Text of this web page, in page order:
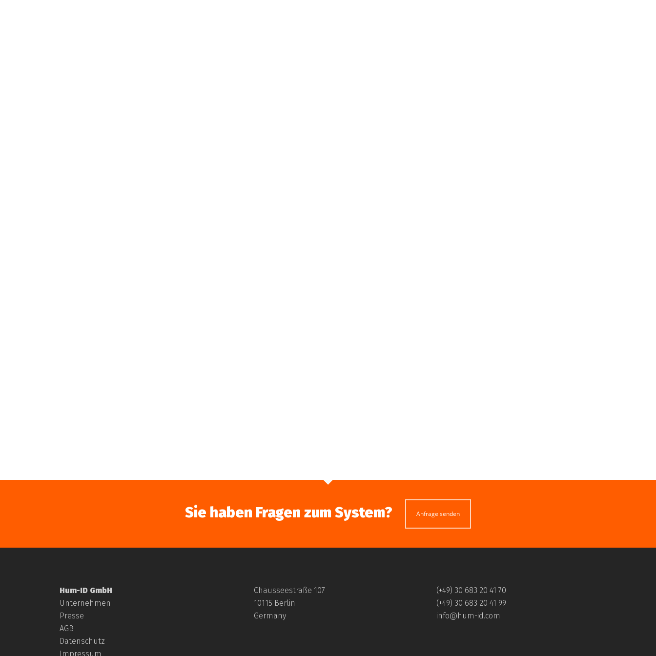
Wir freuen uns sehr, dass HUM-ID in der aktuellen Ausgabe der Fachzeitschrift Bauen Wohnen Freizeit Sachsen erwähnt wird!
Sie haben Fragen zum System? Anfrage senden
Hum-ID GmbH
Unternehmen
Presse
AGB
Datenschutz
Impressum
Chausseestraße 107
10115 Berlin
Germany
(+49) 30 683 20 41 70
(+49) 30 683 20 41 99
info@hum-id.com